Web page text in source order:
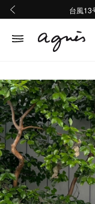
熊本地
台風13
熊本地